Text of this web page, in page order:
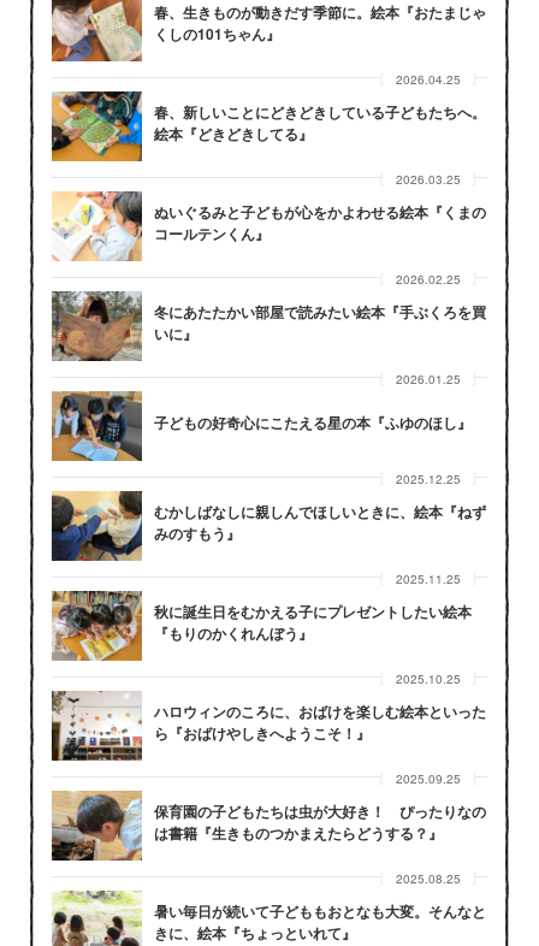
春、生きものが動きだす季節に。絵本『おたまじゃ
くしの101ちゃん』
2026.04.25
春、新しいことにどきどきしている子どもたちへ。
絵本『どきどきしてる』
2026.03.25
ぬいぐるみと子どもが心をかよわせる絵本『くまの
コールテンくん』
2026.02.25
冬にあたたかい部屋で読みたい絵本『手ぶくろを買
いに』
2026.01.25
子どもの好奇心にこたえる星の本『ふゆのほし』
2025.12.25
むかしばなしに親しんでほしいときに、絵本『ねず
みのすもう』
2025.11.25
秋に誕生日をむかえる子にプレゼントしたい絵本
『もりのかくれんぼう』
2025.10.25
ハロウィンのころに、おばけを楽しむ絵本といった
ら『おばけやしきへようこそ！』
2025.09.25
保育園の子どもたちは虫が大好き！ ぴったりなの
は書籍『生きものつかまえたらどうする？』
2025.08.25
暑い毎日が続いて子どももおとなも大変。そんなと
きに、絵本『ちょっといれて』